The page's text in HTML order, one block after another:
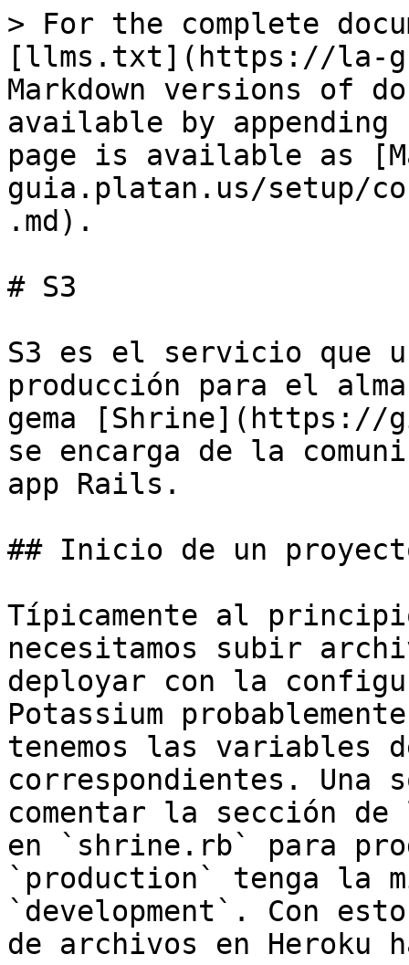
> For the complete
[llms.txt](https://la-
Markdown versions of
available by
page is available as
guia.platan.us/setup/
.md).
# S3
S3 es el servicio que
producción para el
gema [Shrine](https://
se encarga de la
app Rails.
## Inicio de un
Típicamente al
necesitamos subir
deployar con la
Potassium
tenemos las variables
correspondientes. Una
comentar la sección
en `shrine.rb` para
`production` tenga la
`development`. Con
de archivos en Heroku